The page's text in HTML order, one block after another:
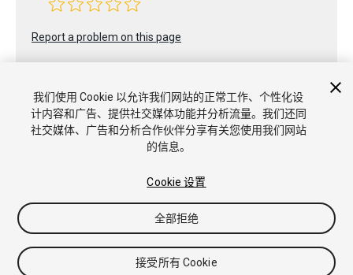
Report a problem on this page
Cookie
不要出售或分享我的个人信息
Cookie 偏好
我们使用 Cookie 以允许我们网站的正常工作、个性化设
计内容和广告、提供社交媒体功能并分析流量。我们还同
社交媒体、广告和分析合作伙伴分享有关您使用我们网站
的信息。
Cookie 设置
全部拒绝
接受所有 Cookie